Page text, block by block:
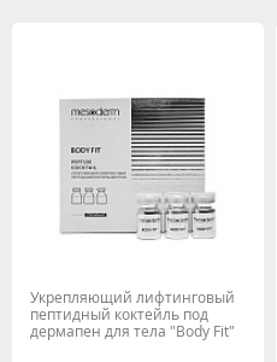
Укрепляющий лифтинговый
пептидный коктейль под
дермапен для тела "Body Fit"